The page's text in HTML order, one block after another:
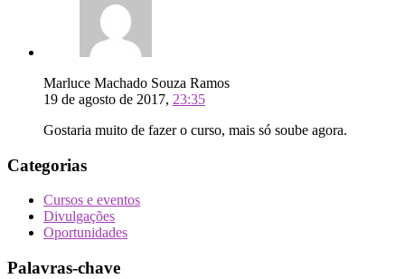
Marluce Machado Souza Ramos
19 de agosto de 2017, 23:35
Gostaria muito de fazer o curso, mais só soube agora.
Categorias
Cursos e eventos
Divulgações
Oportunidades
Palavras-chave